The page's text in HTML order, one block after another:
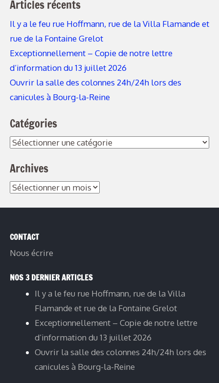
Articles récents
Il y a le feu rue Hoffmann, rue de la Villa Flamande et
rue de la Fontaine Grelot
Exceptionnellement – Copie de notre lettre
d’information du 13 juillet 2026
Ouvrir la salle des colonnes 24h/24h lors des
canicules à Bourg-la-Reine
Catégories
Catégories
Archives
Archives
CONTACT
Nous écrire
NOS 3 DERNIER ARTICLES
Il y a le feu rue Hoffmann, rue de la Villa
Flamande et rue de la Fontaine Grelot
Exceptionnellement – Copie de notre lettre
d’information du 13 juillet 2026
Ouvrir la salle des colonnes 24h/24h lors des
canicules à Bourg-la-Reine